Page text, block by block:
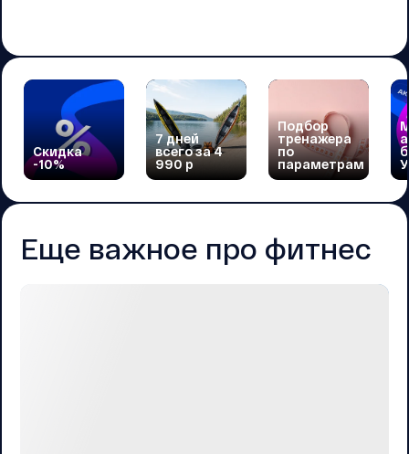
Скидка
-10%
7 дней
всего за 4
990 р
Подбор
тренажера
по
параметрам
Еще важное про фитнес